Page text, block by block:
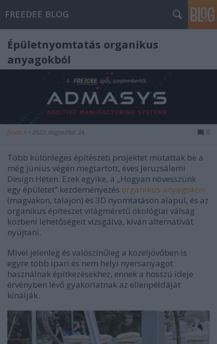
FREEDEE BLOG
Épületnyomtatás organikus
anyagokból
ferenck • 2022. augusztus 24. 0
Több különleges építészeti projektet mutattak be a
még június végén megtartott, éves Jeruzsálemi
Design Héten. Ezek egyike, a „Hogyan növesszünk
egy épületet” kezdeményezés organikus anyagokon
(magvakon, talajon) és 3D nyomtatáson alapul, és az
organikus építészet világméretű ökológiai válság
közbeni lehetőségeit vizsgálva, kíván alternatívát
nyújtani.
Mivel jelenleg és valószínűleg a közeljövőben is
egyre több ipari és nem helyi nyersanyagot
használnak építkezésekhez, ennek a hosszú ideje
érvényben lévő gyakorlatnak az ellenpéldáját
kínálják.